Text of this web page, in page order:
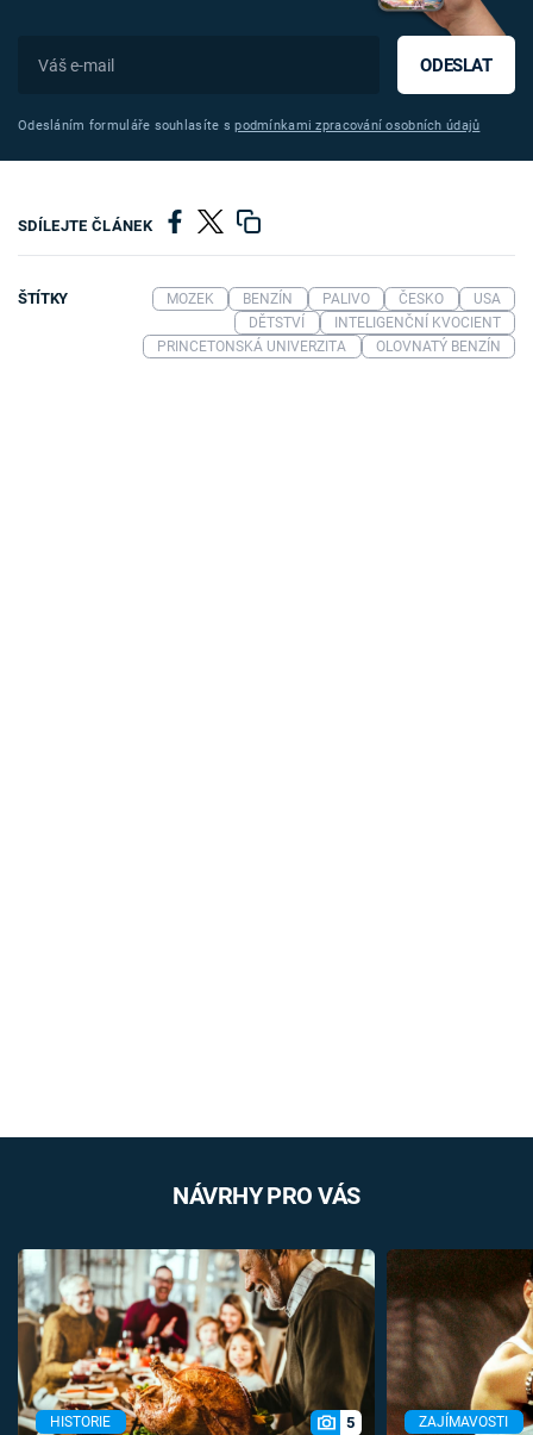
ODESLAT
Odesláním formuláře souhlasíte spodmínkami zpracování osobních údajů
SDÍLEJTE ČLÁNEK
ŠTÍTKY MOZEK BENZÍN PALIVO ČESKO
USA
DĚTSTVÍ
INTELIGENČNÍ KVOCIENT
PRINCETONSKÁ UNIVERZITA
OLOVNATÝ BENZÍN
NÁVRHY PRO VÁS
HISTORIE 5 ZAJÍMAVOSTI